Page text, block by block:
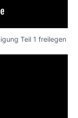
Teil 1 freilegen